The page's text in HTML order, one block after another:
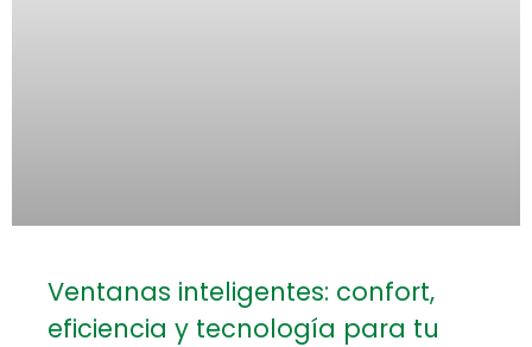
Ventanas inteligentes: confort,
eficiencia y tecnología para tu